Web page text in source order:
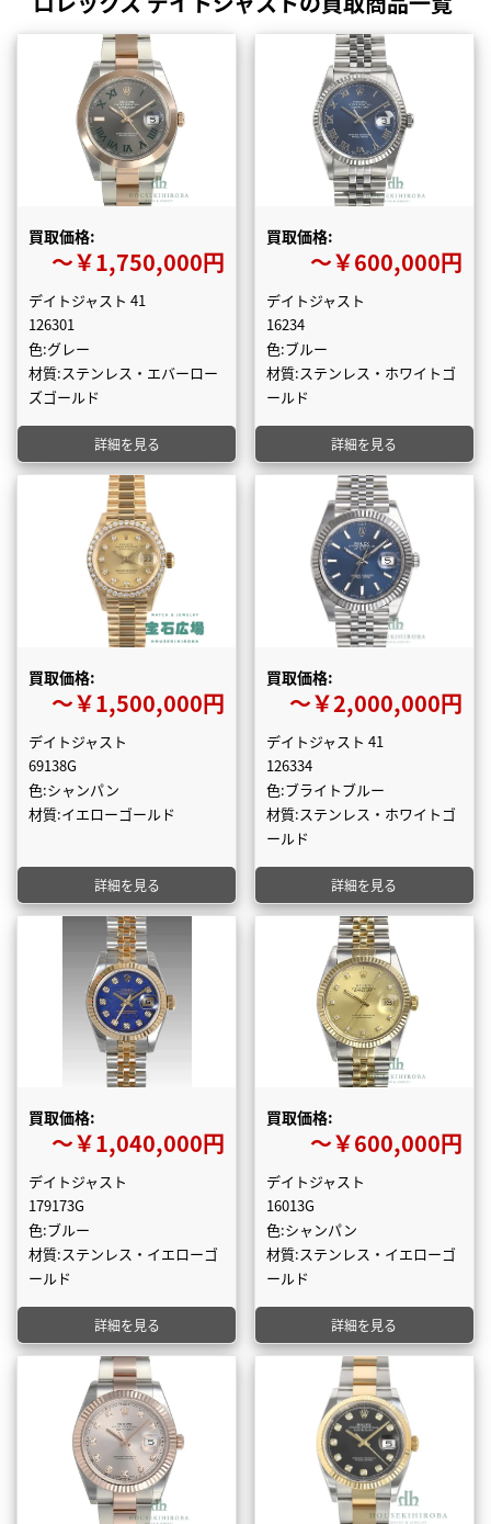
買取価格:
〜￥1,750,000円
デイトジャスト 41
126301
色:グレー
材質:ステンレス・エバーロー
ズゴールド
詳細を見る
買取価格:
〜￥600,000円
デイトジャスト
16234
色:ブルー
材質:ステンレス・ホワイトゴ
ールド
詳細を見る
買取価格:
〜￥1,500,000円
デイトジャスト
69138G
色:シャンパン
材質:イエローゴールド
詳細を見る
買取価格:
〜￥2,000,000円
デイトジャスト 41
126334
色:ブライトブルー
材質:ステンレス・ホワイトゴ
ールド
詳細を見る
買取価格:
〜￥1,040,000円
デイトジャスト
179173G
色:ブルー
材質:ステンレス・イエローゴ
ールド
詳細を見る
買取価格:
〜￥600,000円
デイトジャスト
16013G
色:シャンパン
材質:ステンレス・イエローゴ
ールド
詳細を見る